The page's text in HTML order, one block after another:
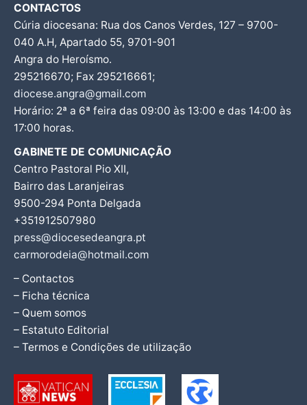
CONTACTOS
Cúria diocesana: Rua dos Canos Verdes, 127 – 9700-
040 A.H, Apartado 55, 9701-901
Angra do Heroísmo.
295216670; Fax 295216661;
diocese.angra@gmail.com
Horário: 2ª a 6ª feira das 09:00 às 13:00 e das 14:00 às
17:00 horas.
GABINETE DE COMUNICAÇÃO
Centro Pastoral Pio XII,
Bairro das Laranjeiras
9500-294 Ponta Delgada
+351912507980
press@diocesedeangra.pt
carmorodeia@hotmail.com
– Contactos
– Ficha técnica
– Quem somos
– Estatuto Editorial
– Termos e Condições de utilização